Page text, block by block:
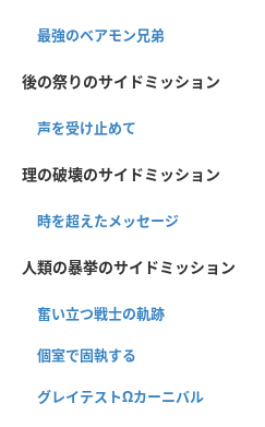
最強のベアモン兄弟
後の祭りのサイドミッション
声を受け止めて
理の破壊のサイドミッション
時を超えたメッセージ
人類の暴挙のサイドミッション
奮い立つ戦士の軌跡
個室で固執する
グレイテストΩカーニバル